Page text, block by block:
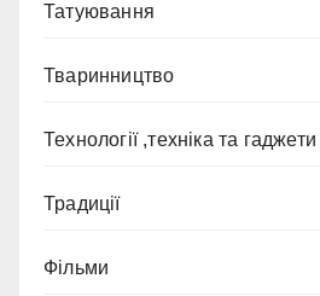
Татуювання
Тваринництво
Технології ,техніка та гаджети
Традиції
Фільми